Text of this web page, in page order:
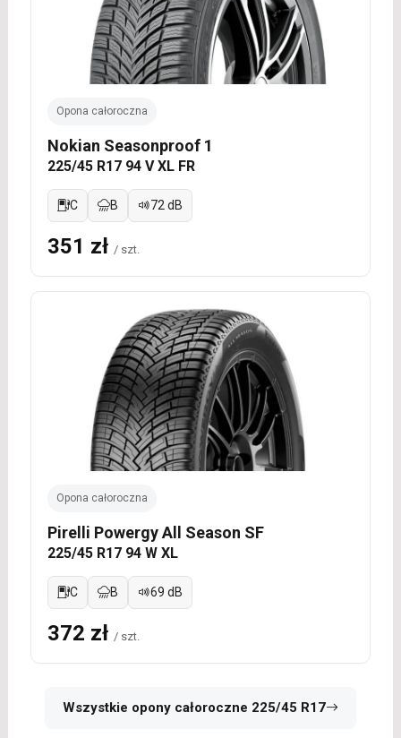
Opona całoroczna
Nokian Seasonproof 1
225/45 R17 94 V XL FR
C B 72 dB
351 zł / szt.
Opona całoroczna
Pirelli Powergy All Season SF
225/45 R17 94 W XL
C B 69 dB
372 zł / szt.
Wszystkie opony całoroczne 225/45 R17